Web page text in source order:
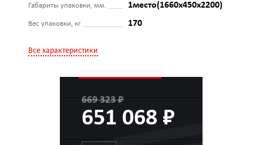
Габариты упаковки, мм. 1место(1660x450x2200)
Вес упаковки, кг 170
Все характеристики
669 323 ₽
651 068 ₽